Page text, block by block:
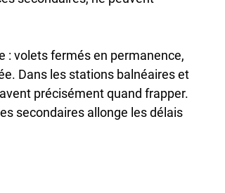
: volets fermés en permanence,
Dans les stations balnéaires et
précisément quand frapper.
secondaires allonge les délais